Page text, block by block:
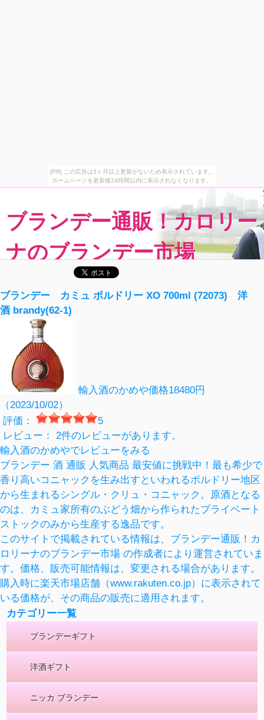
[PR] この広告は3ヶ月以上更新がないため表示されています。
ホームページを更新後24時間以内に表示されなくなります。
ブランデー通販！カロリー
ナのブランデー市場
ブランデー人気ランキング
ブランデー カミュ ボルドリー XO 700ml (72073) 洋
酒 brandy(62-1)
輸入酒のかめや価格18480円
（2023/10/02）
評価：
5
レビュー： 2件のレビューがあります。
輸入酒のかめやでレビューをみる
ブランデー 酒 通販 人気商品 最安値に挑戦中！最も希少で
香り高いコニャックを生み出すといわれるボルドリー地区
から生まれるシングル・クリュ・コニャック。原酒となる
のは、カミュ家所有のぶどう畑から作られたプライベート
ストックのみから生産する逸品です。
このサイトで掲載されている情報は、ブランデー通販！カ
ロリーナのブランデー市場 の作成者により運営されていま
す。価格、販売可能情報は、変更される場合があります。
購入時に楽天市場店舗（www.rakuten.co.jp）に表示されて
いる価格が、その商品の販売に適用されます。
カテゴリー一覧
ブランデーギフト
洋酒ギフト
ニッカ ブランデー